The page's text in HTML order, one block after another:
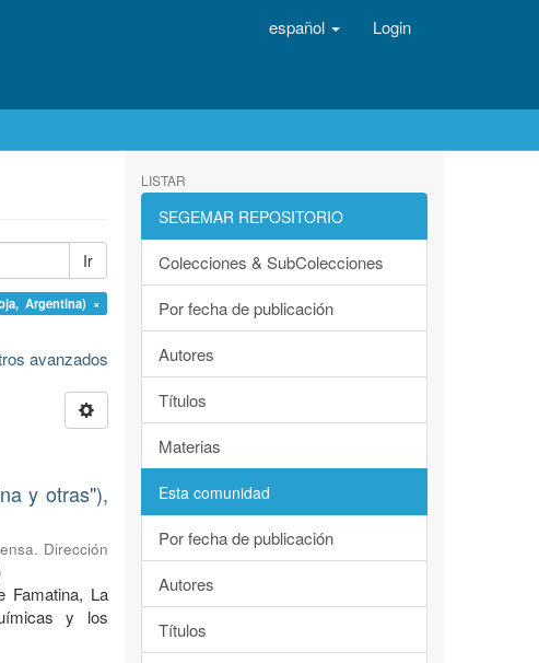
español Login
Ir
Argentina) ×
avanzados
y otras"),
Dirección
Famatina, La
y los
LISTAR
SEGEMAR REPOSITORIO
Colecciones & SubColecciones
Por fecha de publicación
Autores
Títulos
Materias
Esta comunidad
Por fecha de publicación
Autores
Títulos